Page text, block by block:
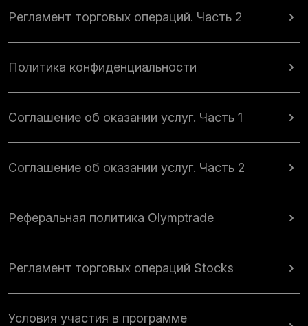
Регламент торговых операций. Часть 2
Политика конфиденциальности
Соглашение об оказании услуг. Часть 1
Соглашение об оказании услуг. Часть 2
Реферальная политика Olymptrade
Регламент торговых операций Stocks
Условия участия в программе